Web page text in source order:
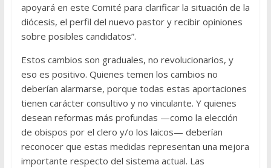
apoyará en este Comité para clarificar la situación de la
diócesis, el perfil del nuevo pastor y recibir opiniones
sobre posibles candidatos”.
Estos cambios son graduales, no revolucionarios, y
eso es positivo. Quienes temen los cambios no
deberían alarmarse, porque todas estas aportaciones
tienen carácter consultivo y no vinculante. Y quienes
desean reformas más profundas —como la elección
de obispos por el clero y/o los laicos— deberían
reconocer que estas medidas representan una mejora
importante respecto del sistema actual. Las